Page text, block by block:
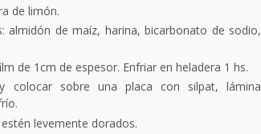
de limón.
almidón de maíz, harina, bicarbonato de sodio,
de 1cm de espesor. Enfriar en heladera 1 hs.
colocar sobre una placa con silpat, lámina
levemente dorados.